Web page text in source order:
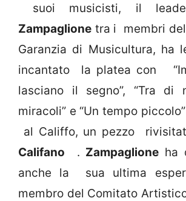
suoi musicisti, il
Zampaglione tra i membri
Garanzia di Musicultura, ha
incantato la platea con
lasciano il segno”, “Tra di
miracoli” e “Un tempo
al Califfo, un pezzo
Califano . Zampaglione ha
anche la sua ultima
membro del Comitato